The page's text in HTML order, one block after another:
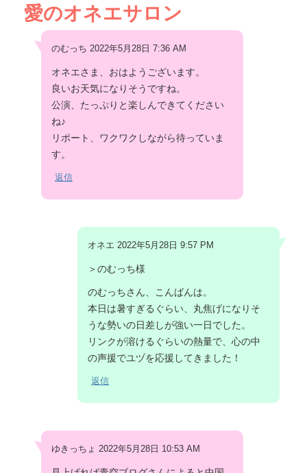
愛のオネエサロン
のむっち 2022年5月28日 7:36 AM
オネエさま、おはようございます。
良いお天気になりそうですね。
公演、たっぷりと楽しんできてください
ね♪
リポート、ワクワクしながら待っていま
す。
返信
オネエ 2022年5月28日 9:57 PM
＞のむっち様
のむっちさん、こんばんは。
本日は暑すぎるぐらい、丸焦げになりそ
うな勢いの日差しが強い一日でした。
リンクが溶けるぐらいの熱量で、心の中
の声援でユヅを応援してきました！
返信
ゆきっちょ 2022年5月28日 10:53 AM